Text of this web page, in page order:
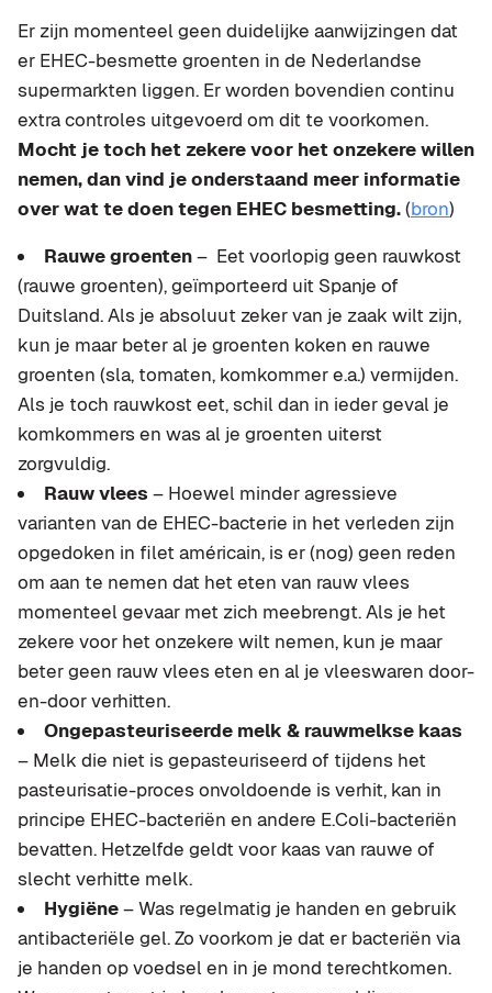
Er zijn momenteel geen duidelijke aanwijzingen dat
er EHEC-besmette groenten in de Nederlandse
supermarkten liggen. Er worden bovendien continu
extra controles uitgevoerd om dit te voorkomen.
Mocht je toch het zekere voor het onzekere willen
nemen, dan vind je onderstaand meer informatie
over wat te doen tegen EHEC besmetting.(bron)
Rauwe groenten– Eet voorlopig geen rauwkost
(rauwe groenten), geïmporteerd uit Spanje of
Duitsland. Als je absoluut zeker van je zaak wilt zijn,
kun je maar beter al je groenten koken en rauwe
groenten (sla, tomaten, komkommer e.a.) vermijden.
Als je toch rauwkost eet, schil dan in ieder geval je
komkommers en was al je groenten uiterst
zorgvuldig.
Rauw vlees – Hoewel minder agressieve
varianten van de EHEC-bacterie in het verleden zijn
opgedoken in filet américain, is er (nog) geen reden
om aan te nemen dat het eten van rauw vlees
momenteel gevaar met zich meebrengt. Als je het
zekere voor het onzekere wilt nemen, kun je maar
beter geen rauw vlees eten en al je vleeswaren door-
en-door verhitten.
Ongepasteuriseerde melk & rauwmelkse kaas
– Melk die niet is gepasteuriseerd of tijdens het
pasteurisatie-proces onvoldoende is verhit, kan in
principe EHEC-bacteriën en andere E.Coli-bacteriën
bevatten. Hetzelfde geldt voor kaas van rauwe of
slecht verhitte melk.
Hygiëne– Was regelmatig je handen en gebruik
antibacteriële gel. Zo voorkom je dat er bacteriën via
je handen op voedsel en in je mond terechtkomen.